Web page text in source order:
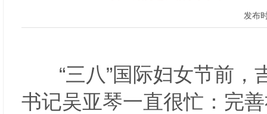
发布
“三八”国际妇女节前，
书记吴亚琴一直很忙：完